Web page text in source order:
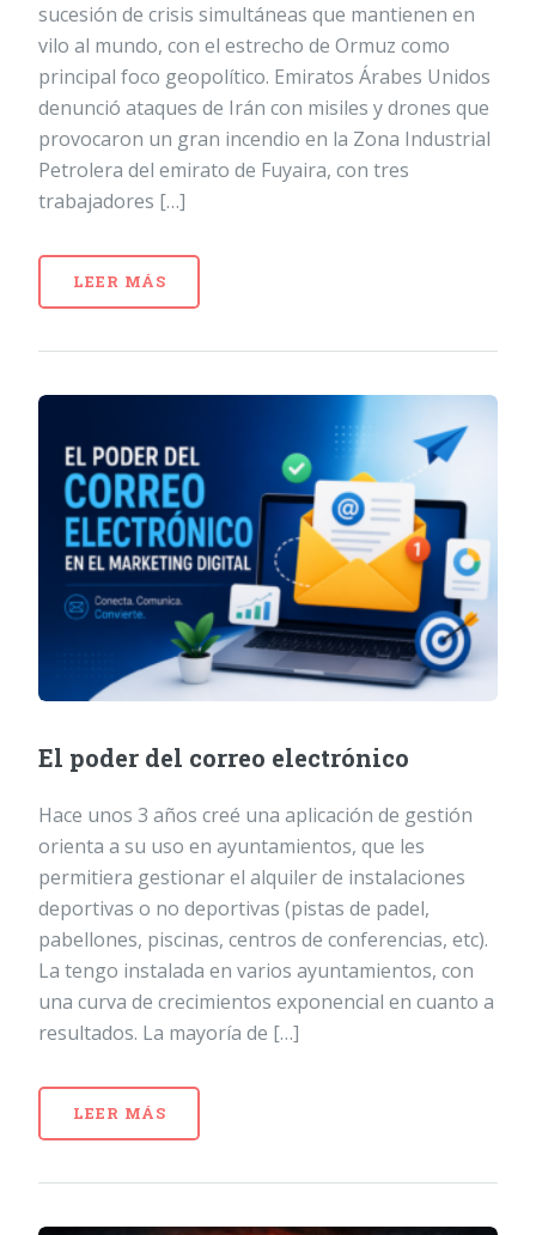
sucesión de crisis simultáneas que mantienen en
vilo al mundo, con el estrecho de Ormuz como
principal foco geopolítico. Emiratos Árabes Unidos
denunció ataques de Irán con misiles y drones que
provocaron un gran incendio en la Zona Industrial
Petrolera del emirato de Fuyaira, con tres
trabajadores […]
LEER MÁS
El poder del correo electrónico
Hace unos 3 años creé una aplicación de gestión
orienta a su uso en ayuntamientos, que les
permitiera gestionar el alquiler de instalaciones
deportivas o no deportivas (pistas de padel,
pabellones, piscinas, centros de conferencias, etc).
La tengo instalada en varios ayuntamientos, con
una curva de crecimientos exponencial en cuanto a
resultados. La mayoría de […]
LEER MÁS